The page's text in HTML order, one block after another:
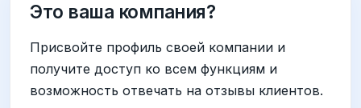
Это ваша компания?
Присвойте профиль своей компании и
получите доступ ко всем функциям и
возможность отвечать на отзывы клиентов.